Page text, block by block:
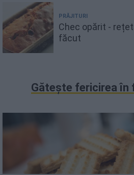
PRĂJITURI
Chec opărit -
făcut
Gătește fericirea în